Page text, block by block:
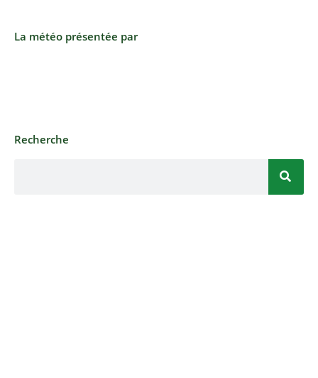
La météo présentée par
Recherche